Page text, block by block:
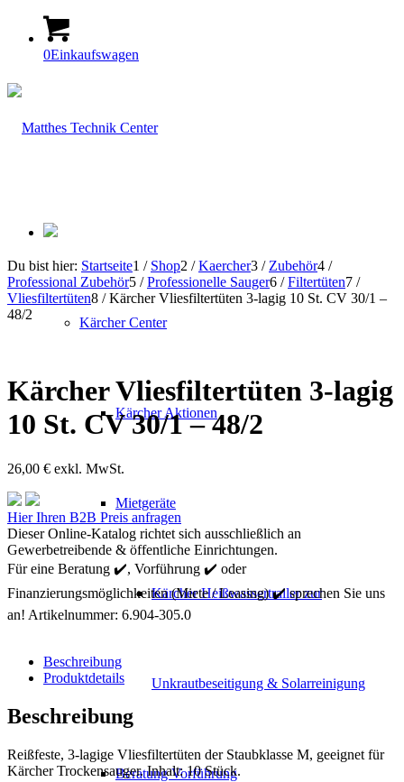
0Einkaufswagen
Kärcher Center
Kärcher Aktionen
Mietgeräte
Kärcher Heißwassertrailer zur
Unkrautbeseitigung & Solarreinigung
Beratung Vorführung
Du bist hier: Startseite1 / Shop2 / Kaercher3 / Zubehör4 /
Professional Zubehör5 / Professionelle Sauger6 / Filtertüten7 /
Vliesfiltertüten8 / Kärcher Vliesfiltertüten 3-lagig 10 St. CV 30/1 –
48/2
Kärcher Vliesfiltertüten 3-lagig
10 St. CV 30/1 – 48/2
26,00 € exkl. MwSt.
Kärcher
Vliesfiltertüten
3-
lagig
St.
CV
48/2
Menge
Hier Ihren B2B Preis anfragen
Dieser Online-Katalog richtet sich ausschließlich an
Gewerbetreibende & öffentliche Einrichtungen.
Für eine Beratung ✔️, Vorführung ✔️ oder
Finanzierungsmöglichkeiten (Miete / Leasing) ✔️ sprechen Sie uns
an! Artikelnummer: 6.904-305.0
Beschreibung
Produktdetails
Beschreibung
Reißfeste, 3-lagige Vliesfiltertüten der Staubklasse M, geeignet für
Kärcher Trockensauger. Inhalt: 10 Stück.